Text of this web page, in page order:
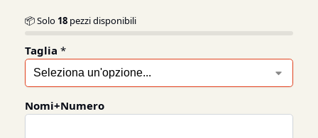
📦 Solo 18 pezzi disponibili
Taglia *
Nomi+Numero